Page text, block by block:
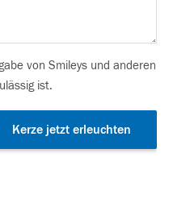
von Smileys und anderen
ist.
Kerze jetzt erleuchten